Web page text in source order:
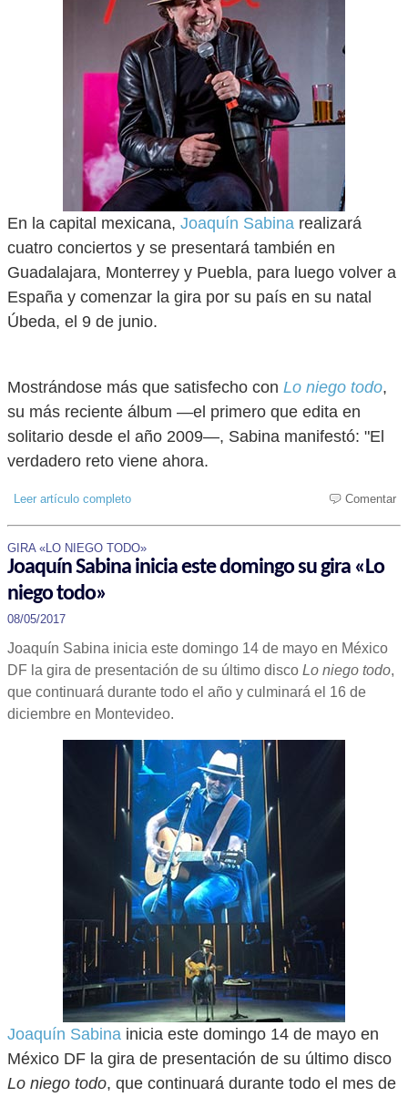
En la capital mexicana, Joaquín Sabina realizará
cuatro conciertos y se presentará también en
Guadalajara, Monterrey y Puebla, para luego volver a
España y comenzar la gira por su país en su natal
Úbeda, el 9 de junio.
Mostrándose más que satisfecho con Lo niego todo,
su más reciente álbum —el primero que edita en
solitario desde el año 2009—, Sabina manifestó: "El
verdadero reto viene ahora.
Leer artículo completo Comentar
GIRA «LO NIEGO TODO»
Joaquín Sabina inicia este domingo su gira «Lo
niego todo»
08/05/2017
Joaquín Sabina inicia este domingo 14 de mayo en México
DF la gira de presentación de su último disco Lo niego todo,
que continuará durante todo el año y culminará el 16 de
diciembre en Montevideo.
Joaquín Sabina inicia este domingo 14 de mayo en
México DF la gira de presentación de su último disco
Lo niego todo, que continuará durante todo el mes de